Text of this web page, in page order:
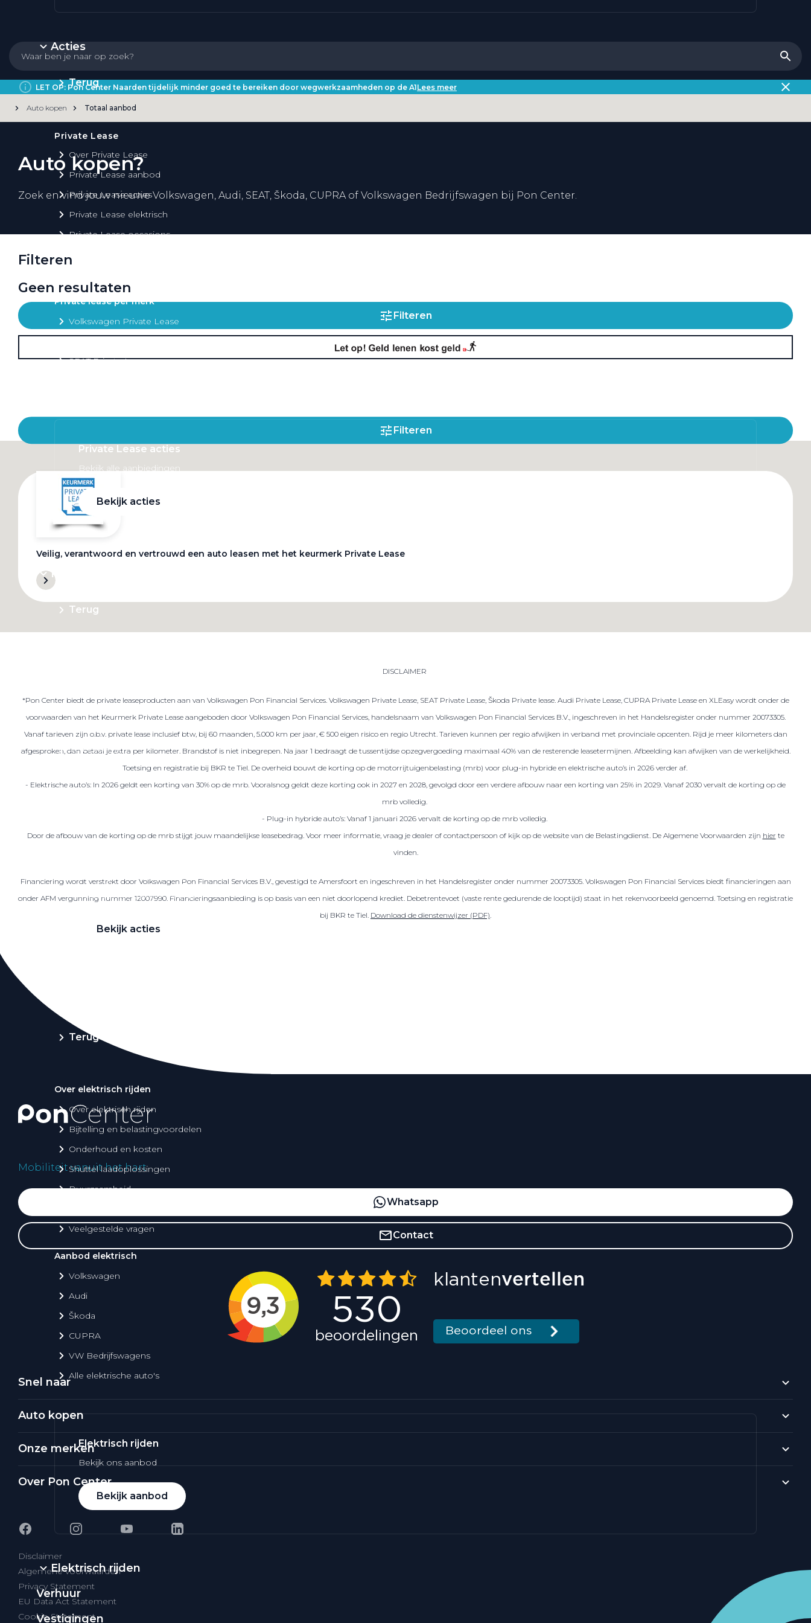
Acties
Terug
Private Lease
Over Private Lease
Private Lease aanbod
Private Lease acties
Private Lease elektrisch
Private Lease occasions
Private lease per merk
Volkswagen Private Lease
SEAT Private Lease
Private Lease acties
Bekijk alle aanbiedingen
Bekijk acties
Private Lease
Terug
Leasevormen
Lease acties
Zakelijke Lease acties
Profiteer van zakelijk voordeel
Bekijk acties
Terug
Over elektrisch rijden
Over elektrisch rijden
Bijtelling en belastingvoordelen
Onderhoud en kosten
Shuttel laadoplossingen
Duurzaamheid
Veelgestelde vragen
Aanbod elektrisch
Volkswagen
Audi
Škoda
CUPRA
VW Bedrijfswagens
Alle elektrische auto's
Elektrisch rijden
Bekijk ons aanbod
Bekijk aanbod
Elektrisch rijden
Verhuur
Vestigingen
LET OP: Pon Center Naarden tijdelijk minder goed te bereiken door wegwerkzaamheden op de A1Lees meer
Auto kopen Totaal aanbod
Auto kopen?
Zoek en vind jouw nieuwe Volkswagen, Audi, SEAT, Škoda, CUPRA of Volkswagen Bedrijfswagen bij Pon Center.
Filteren
Geen resultaten
Filteren
Filteren
Veilig, verantwoord en vertrouwd een auto leasen met het keurmerk Private Lease
DISCLAIMER
*Pon Center biedt de private leaseproducten aan van Volkswagen Pon Financial Services. Volkswagen Private Lease, SEAT Private Lease, Škoda Private lease. Audi Private Lease, CUPRA Private Lease en XLEasy wordt onder de
voorwaarden van het Keurmerk Private Lease aangeboden door Volkswagen Pon Financial Services, handelsnaam van Volkswagen Pon Financial Services B.V., ingeschreven in het Handelsregister onder nummer 20073305.
Vanaf tarieven zijn o.b.v. private lease inclusief btw, bij 60 maanden, 5.000 km per jaar, € 500 eigen risico en regio Utrecht. Tarieven kunnen per regio afwijken in verband met provinciale opcenten. Rijd je meer kilometers dan
afgesproken, dan betaal je extra per kilometer. Brandstof is niet inbegrepen. Na jaar 1 bedraagt de tussentijdse opzegvergoeding maximaal 40% van de resterende leasetermijnen. Afbeelding kan afwijken van de werkelijkheid.
Toetsing en registratie bij BKR te Tiel. De overheid bouwt de korting op de motorrijtuigenbelasting (mrb) voor plug-in hybride en elektrische auto’s in 2026 verder af.
- Elektrische auto’s: In 2026 geldt een korting van 30% op de mrb. Vooralsnog geldt deze korting ook in 2027 en 2028, gevolgd door een verdere afbouw naar een korting van 25% in 2029. Vanaf 2030 vervalt de korting op de
mrb volledig.
- Plug-in hybride auto’s: Vanaf 1 januari 2026 vervalt de korting op de mrb volledig.
Door de afbouw van de korting op de mrb stijgt jouw maandelijkse leasebedrag. Voor meer informatie, vraag je dealer of contactpersoon of kijk op de website van de Belastingdienst. De Algemene Voorwaarden zijn hier te
vinden.
Financiering wordt verstrekt door Volkswagen Pon Financial Services B.V., gevestigd te Amersfoort en ingeschreven in het Handelsregister onder nummer 20073305. Volkswagen Pon Financial Services biedt financieringen aan
onder AFM vergunning nummer 12007990. Financieringsaanbieding is op basis van een niet doorlopend krediet. Debetrentevoet (vaste rente gedurende de looptijd) staat in het rekenvoorbeeld genoemd. Toetsing en registratie
bij BKR te Tiel. Download de dienstenwijzer (PDF).
Mobiliteit vanuit het hart
Whatsapp
Contact
Snel naar
Auto kopen
Onze merken
Over Pon Center
Disclaimer
Algemene voorwaarden
Privacy Statement
EU Data Act Statement
Cookie Statement